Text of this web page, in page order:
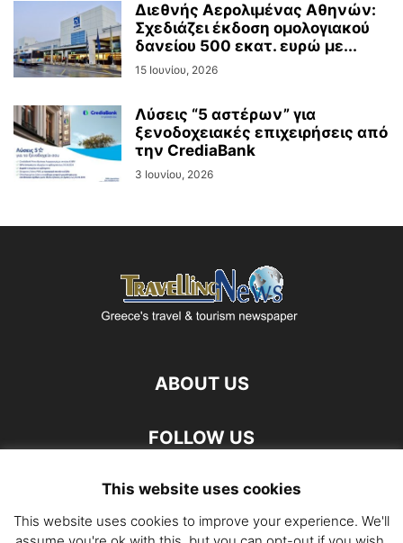
Διεθνής Αερολιμένας Αθηνών:
Σχεδιάζει έκδοση ομολογιακού
δανείου 500 εκατ. ευρώ με...
15 Ιουνίου, 2026
Λύσεις “5 αστέρων” για
ξενοδοχειακές επιχειρήσεις από
την CrediaBank
3 Ιουνίου, 2026
ABOUT US
FOLLOW US
This website uses cookies
This website uses cookies to improve your experience. We'll